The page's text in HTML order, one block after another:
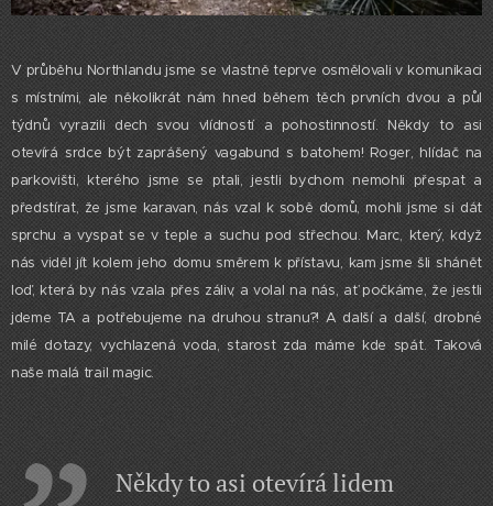
V průběhu Northlandu jsme se vlastně teprve osmělovali v komunikaci
s místními, ale několikrát nám hned během těch prvních dvou a půl
týdnů vyrazili dech svou vlídností a pohostinností. Někdy to asi
otevírá srdce být zaprášený vagabund s batohem! Roger, hlídač na
parkovišti, kterého jsme se ptali, jestli bychom nemohli přespat a
předstírat, že jsme karavan, nás vzal k sobě domů, mohli jsme si dát
sprchu a vyspat se v teple a suchu pod střechou. Marc, který, když
nás viděl jít kolem jeho domu směrem k přístavu, kam jsme šli shánět
loď, která by nás vzala přes záliv, a volal na nás, ať počkáme, že jestli
jdeme TA a potřebujeme na druhou stranu?! A další a další, drobné
milé dotazy, vychlazená voda, starost zda máme kde spát. Taková
naše malá trail magic.
Někdy to asi otevírá lidem